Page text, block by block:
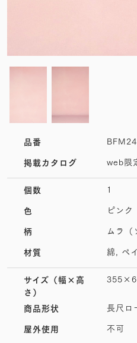
品番
掲載カタログ web限
個数 1
色 ピンク
柄 ムラ（
材質 綿, ペ
サイズ （幅×高
さ）
商品形状 長尺ロ
屋外使用 不可